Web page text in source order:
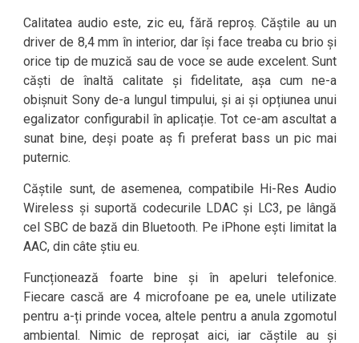
Calitatea audio este, zic eu, fără reproș. Căștile au un
driver de 8,4 mm în interior, dar își face treaba cu brio și
orice tip de muzică sau de voce se aude excelent. Sunt
căști de înaltă calitate și fidelitate, așa cum ne-a
obișnuit Sony de-a lungul timpului, și ai și opțiunea unui
egalizator configurabil în aplicație. Tot ce-am ascultat a
sunat bine, deși poate aș fi preferat bass un pic mai
puternic.
Căștile sunt, de asemenea, compatibile Hi-Res Audio
Wireless și suportă codecurile LDAC și LC3, pe lângă
cel SBC de bază din Bluetooth. Pe iPhone ești limitat la
AAC, din câte știu eu.
Funcționează foarte bine și în apeluri telefonice.
Fiecare cască are 4 microfoane pe ea, unele utilizate
pentru a-ți prinde vocea, altele pentru a anula zgomotul
ambiental. Nimic de reproșat aici, iar căștile au și